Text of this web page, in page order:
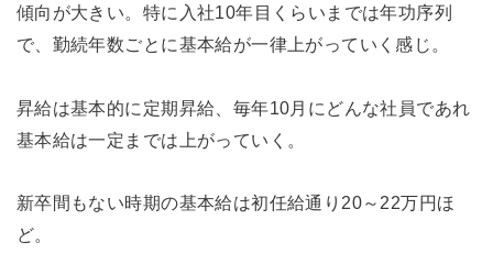
傾向が大きい。特に入社10年目くらいまでは年功序列
で、勤続年数ごとに基本給が一律上がっていく感じ。
昇給は基本的に定期昇給、毎年10月にどんな社員であれ
基本給は一定までは上がっていく。
新卒間もない時期の基本給は初任給通り20～22万円ほ
ど。